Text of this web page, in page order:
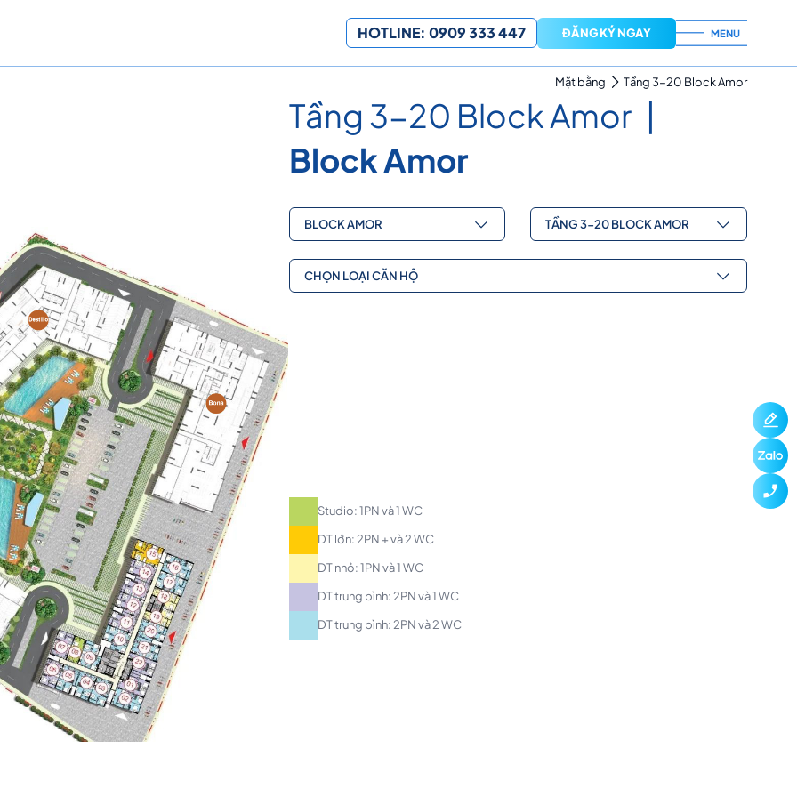
HOTLINE: 0909 333 447 ĐĂNG KÝ NGAY MENU
Mặt bằng Tầng 3-20 Block Amor
Tầng 3-20 Block Amor
Block Amor
BLOCK AMOR TẦNG 3-20 BLOCK AMOR
CHỌN LOẠI CĂN HỘ
Studio: 1PN và 1 WC
DT lớn: 2PN + và 2 WC
DT nhỏ: 1PN và 1 WC
DT trung bình: 2PN và 1 WC
DT trung bình: 2PN và 2 WC